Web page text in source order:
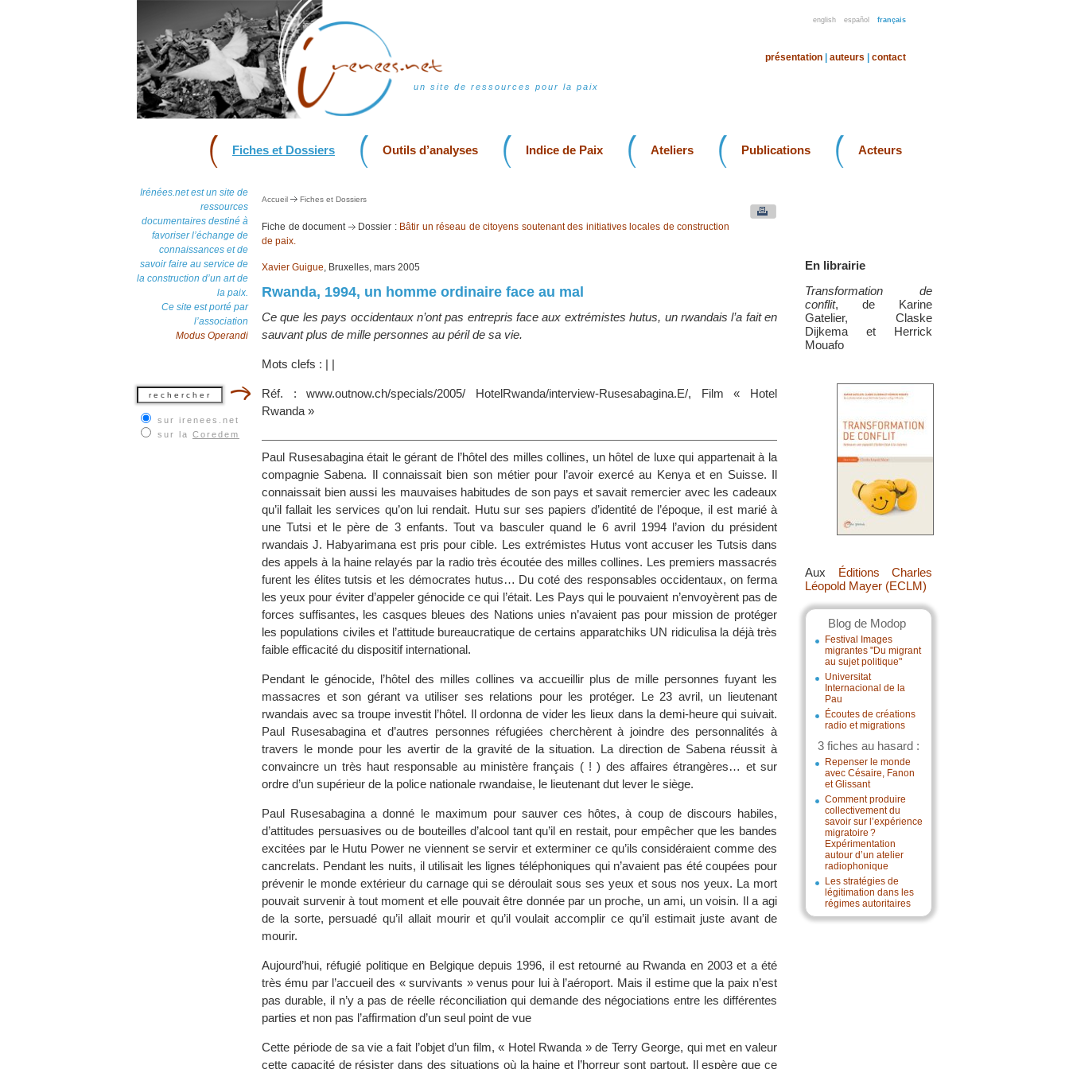
english español français
un site de ressources pour la paix
présentation auteurs contact
Fiches et Dossiers Outils d’analyses Indice de Paix Ateliers Publications Acteurs
Irénées.net est un site de
ressources
documentaires destiné à
favoriser l’échange de
connaissances et de
savoir faire au service de
la construction d’un art de
la paix.
Ce site est porté par
l’association
Modus Operandi
sur irenees.net
sur la Coredem
En librairie
Transformation de
conflit, de Karine
Gatelier, Claske
Dijkema et Herrick
Mouafo
Aux Éditions Charles
Léopold Mayer (ECLM)
Blog de Modop
Festival Images
migrantes "Du migrant
au sujet politique"
Universitat
Internacional de la
Pau
Écoutes de créations
radio et migrations
3 fiches au hasard :
Repenser le monde
avec Césaire, Fanon
et Glissant
Comment produire
collectivement du
savoir sur l’expérience
migratoire ?
Expérimentation
autour d’un atelier
radiophonique
Les stratégies de
légitimation dans les
régimes autoritaires
Accueil Fiches et Dossiers
Fiche de document Dossier : Bâtir un réseau de citoyens soutenant des initiatives locales de construction
de paix.
Xavier Guigue, Bruxelles, mars 2005
Rwanda, 1994, un homme ordinaire face au mal
Ce que les pays occidentaux n’ont pas entrepris face aux extrémistes hutus, un rwandais l’a fait en
sauvant plus de mille personnes au péril de sa vie.
Mots clefs : | |
Réf. : www.outnow.ch/specials/2005/ HotelRwanda/interview-Rusesabagina.E/, Film « Hotel
Rwanda »
Paul Rusesabagina était le gérant de l’hôtel des milles collines, un hôtel de luxe qui appartenait à la
compagnie Sabena. Il connaissait bien son métier pour l’avoir exercé au Kenya et en Suisse. Il
connaissait bien aussi les mauvaises habitudes de son pays et savait remercier avec les cadeaux
qu’il fallait les services qu’on lui rendait. Hutu sur ses papiers d’identité de l’époque, il est marié à
une Tutsi et le père de 3 enfants. Tout va basculer quand le 6 avril 1994 l’avion du président
rwandais J. Habyarimana est pris pour cible. Les extrémistes Hutus vont accuser les Tutsis dans
des appels à la haine relayés par la radio très écoutée des milles collines. Les premiers massacrés
furent les élites tutsis et les démocrates hutus… Du coté des responsables occidentaux, on ferma
les yeux pour éviter d’appeler génocide ce qui l’était. Les Pays qui le pouvaient n’envoyèrent pas de
forces suffisantes, les casques bleues des Nations unies n’avaient pas pour mission de protéger
les populations civiles et l’attitude bureaucratique de certains apparatchiks UN ridiculisa la déjà très
faible efficacité du dispositif international.
Pendant le génocide, l’hôtel des milles collines va accueillir plus de mille personnes fuyant les
massacres et son gérant va utiliser ses relations pour les protéger. Le 23 avril, un lieutenant
rwandais avec sa troupe investit l’hôtel. Il ordonna de vider les lieux dans la demi-heure qui suivait.
Paul Rusesabagina et d’autres personnes réfugiées cherchèrent à joindre des personnalités à
travers le monde pour les avertir de la gravité de la situation. La direction de Sabena réussit à
convaincre un très haut responsable au ministère français ( ! ) des affaires étrangères… et sur
ordre d’un supérieur de la police nationale rwandaise, le lieutenant dut lever le siège.
Paul Rusesabagina a donné le maximum pour sauver ces hôtes, à coup de discours habiles,
d’attitudes persuasives ou de bouteilles d’alcool tant qu’il en restait, pour empêcher que les bandes
excitées par le Hutu Power ne viennent se servir et exterminer ce qu’ils considéraient comme des
cancrelats. Pendant les nuits, il utilisait les lignes téléphoniques qui n’avaient pas été coupées pour
prévenir le monde extérieur du carnage qui se déroulait sous ses yeux et sous nos yeux. La mort
pouvait survenir à tout moment et elle pouvait être donnée par un proche, un ami, un voisin. Il a agi
de la sorte, persuadé qu’il allait mourir et qu’il voulait accomplir ce qu’il estimait juste avant de
mourir.
Aujourd’hui, réfugié politique en Belgique depuis 1996, il est retourné au Rwanda en 2003 et a été
très ému par l’accueil des « survivants » venus pour lui à l’aéroport. Mais il estime que la paix n’est
pas durable, il n’y a pas de réelle réconciliation qui demande des négociations entre les différentes
parties et non pas l’affirmation d’un seul point de vue
Cette période de sa vie a fait l’objet d’un film, « Hotel Rwanda » de Terry George, qui met en valeur
cette capacité de résister dans des situations où la haine et l’horreur sont partout. Il espère que ce